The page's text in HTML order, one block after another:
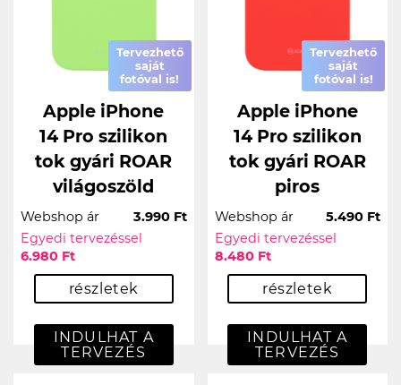
Tervezhető
saját
fotóval is!
Apple iPhone
14 Pro szilikon
tok gyári ROAR
világoszöld
Webshop ár
3.990 Ft
Egyedi tervezéssel
6.980 Ft
részletek
INDULHAT A
TERVEZÉS
Tervezhető
saját
fotóval is!
Apple iPhone
14 Pro szilikon
tok gyári ROAR
piros
Webshop ár
5.490 Ft
Egyedi tervezéssel
8.480 Ft
részletek
INDULHAT A
TERVEZÉS